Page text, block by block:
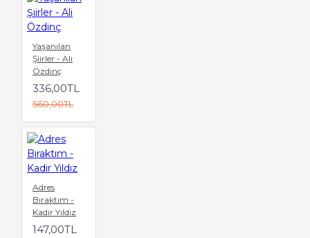
Yaşanılan
Şiirler - Ali
Özdinç
336,00TL
560,00TL
Adres
Bıraktım -
Kadir Yıldız
147,00TL